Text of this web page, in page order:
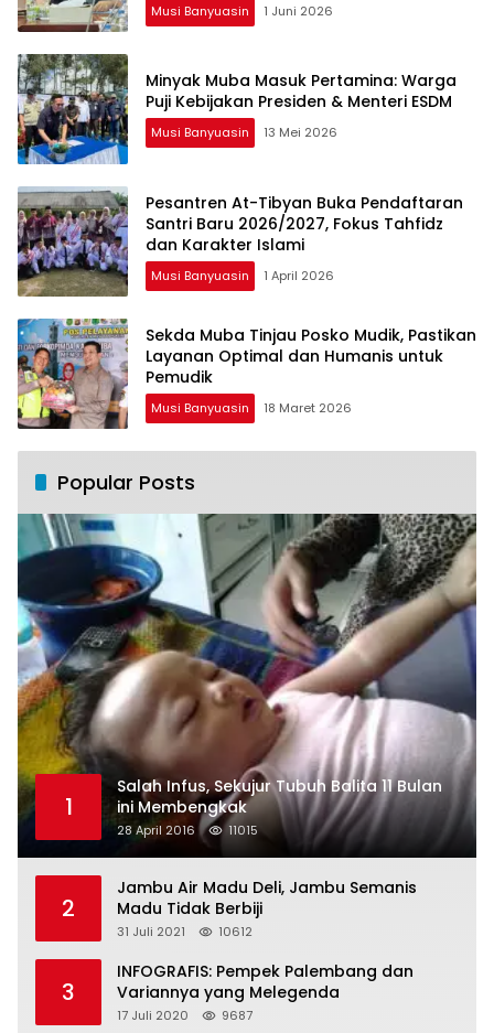
Musi Banyuasin 1 Juni 2026
Minyak Muba Masuk Pertamina: Warga
Puji Kebijakan Presiden & Menteri ESDM
Musi Banyuasin 13 Mei 2026
Pesantren At-Tibyan Buka Pendaftaran
Santri Baru 2026/2027, Fokus Tahfidz
dan Karakter Islami
Musi Banyuasin 1 April 2026
Sekda Muba Tinjau Posko Mudik, Pastikan
Layanan Optimal dan Humanis untuk
Pemudik
Musi Banyuasin 18 Maret 2026
Popular Posts
1
Salah Infus, Sekujur Tubuh Balita 11 Bulan
ini Membengkak
28 April 2016 11015
2
Jambu Air Madu Deli, Jambu Semanis
Madu Tidak Berbiji
31 Juli 2021 10612
3
INFOGRAFIS: Pempek Palembang dan
Variannya yang Melegenda
17 Juli 2020 9687